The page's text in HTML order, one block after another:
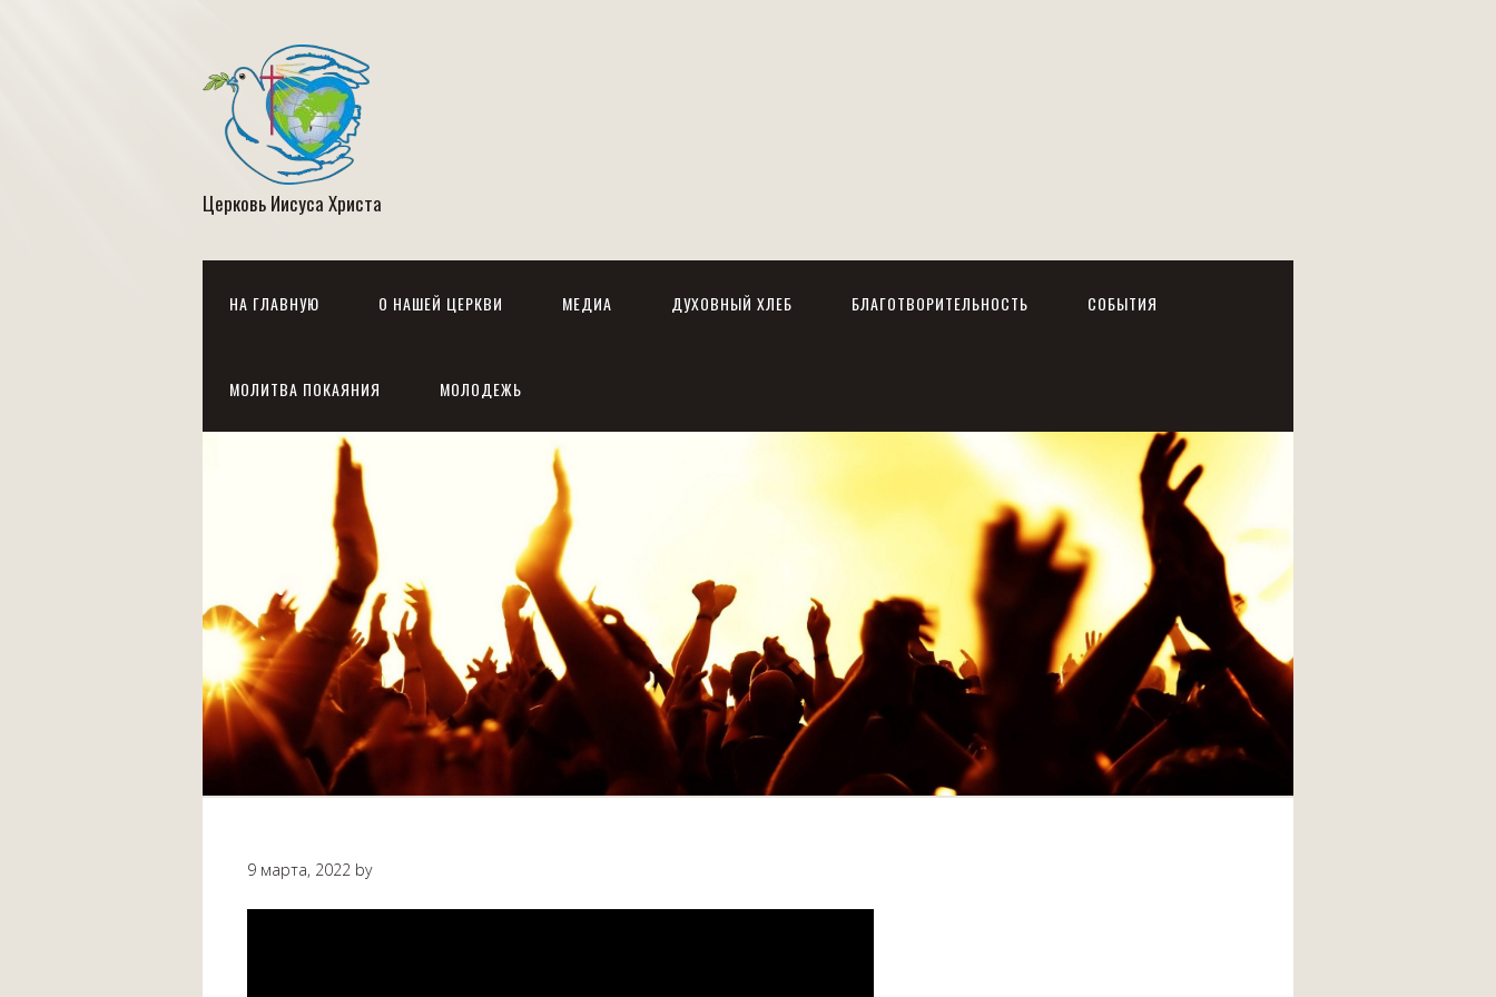
Церковь Иисуса Христа
НА ГЛАВНУЮ О НАШЕЙ ЦЕРКВИ МЕДИА ДУХОВНЫЙ ХЛЕБ БЛАГОТВОРИТЕЛЬНОСТЬ СОБЫТИЯ
МОЛИТВА ПОКАЯНИЯ МОЛОДЕЖЬ
9 марта, 2022 by